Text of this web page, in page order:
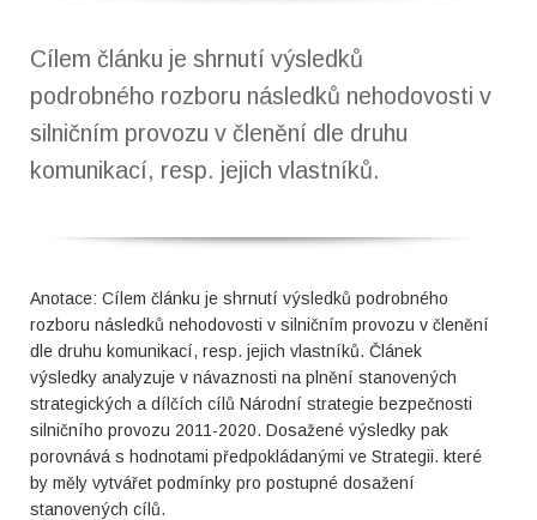
Cílem článku je shrnutí výsledků
podrobného rozboru následků nehodovosti v
silničním provozu v členění dle druhu
komunikací, resp. jejich vlastníků.
Anotace: Cílem článku je shrnutí výsledků podrobného
rozboru následků nehodovosti v silničním provozu v členění
dle druhu komunikací, resp. jejich vlastníků. Článek
výsledky analyzuje v návaznosti na plnění stanovených
strategických a dílčích cílů Národní strategie bezpečnosti
silničního provozu 2011-2020. Dosažené výsledky pak
porovnává s hodnotami předpokládanými ve Strategii. které
by měly vytvářet podmínky pro postupné dosažení
stanovených cílů.